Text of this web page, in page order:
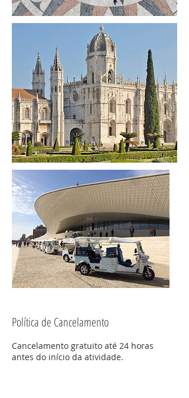
Política de Cancelamento
Cancelamento gratuito até 24 horas
antes do início da atividade.